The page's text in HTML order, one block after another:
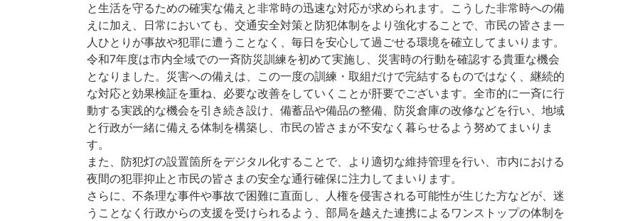
と生活を守るための確実な備えと非常時の迅速な対応が求められます。こうした非常時への備
えに加え、日常においても、交通安全対策と防犯体制をより強化することで、市民の皆さま一
人ひとりが事故や犯罪に遭うことなく、毎日を安心して過ごせる環境を確立してまいります。
令和7年度は市内全域での一斉防災訓練を初めて実施し、災害時の行動を確認する貴重な機会
となりました。災害への備えは、この一度の訓練・取組だけで完結するものではなく、継続的
な対応と効果検証を重ね、必要な改善をしていくことが肝要でございます。全市的に一斉に行
動する実践的な機会を引き続き設け、備蓄品や備品の整備、防災倉庫の改修などを行い、地域
と行政が一緒に備える体制を構築し、市民の皆さまが不安なく暮らせるよう努めてまいりま
す。
また、防犯灯の設置箇所をデジタル化することで、より適切な維持管理を行い、市内における
夜間の犯罪抑止と市民の皆さまの安全な通行確保に注力してまいります。
さらに、不条理な事件や事故で困難に直面し、人権を侵害される可能性が生じた方などが、迷
うことなく行政からの支援を受けられるよう、部局を越えた連携によるワンストップの体制を